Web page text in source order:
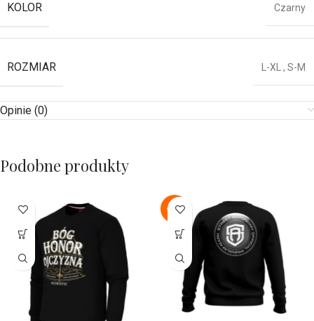
KOLOR Czarny
ROZMIAR L-XL, S-M
Opinie (0)
Podobne produkty
-22%